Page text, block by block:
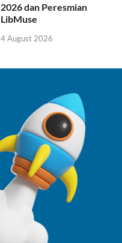
2026 dan Peresmian
LibMuse
4 August 2026